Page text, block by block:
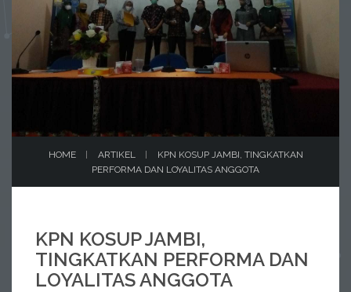
HOME ARTIKEL
KPN KOSUP JAMBI, TINGKATKAN
PERFORMA DAN LOYALITAS ANGGOTA
KPN KOSUP JAMBI,
TINGKATKAN PERFORMA DAN
LOYALITAS ANGGOTA